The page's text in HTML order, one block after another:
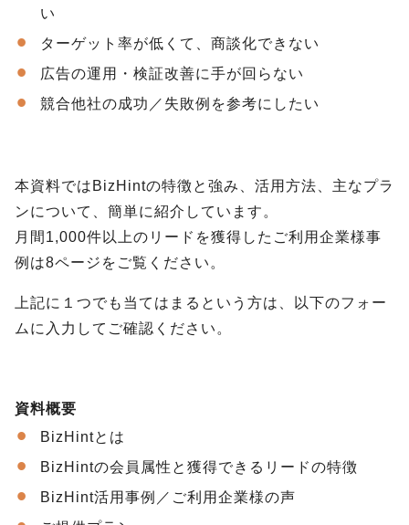
い
ターゲット率が低くて、商談化できない
広告の運用・検証改善に手が回らない
競合他社の成功／失敗例を参考にしたい
本資料ではBizHintの特徴と強み、活用方法、主なプラ
ンについて、簡単に紹介しています。
月間1,000件以上のリードを獲得したご利用企業様事
例は8ページをご覧ください。
上記に１つでも当てはまるという方は、以下のフォー
ムに入力してご確認ください。
資料概要
BizHintとは
BizHintの会員属性と獲得できるリードの特徴
BizHint活用事例／ご利用企業様の声